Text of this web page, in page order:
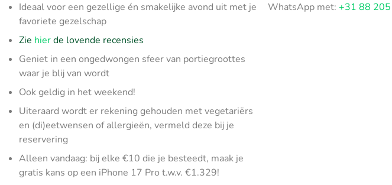
Ideaal voor een gezellige én smakelijke avond uit met je
favoriete gezelschap
Zie hierde lovende recensies
Geniet in een ongedwongen sfeer van portiegroottes
waar je blij van wordt
Ook geldig in het weekend!
Uiteraard wordt er rekening gehouden met vegetariërs
en (di)eetwensen of allergieën, vermeld deze bij je
reservering
Alleen vandaag: bij elke €10 die je besteedt, maak je
gratis kans op een iPhone 17 Pro t.w.v. €1.329!
WhatsApp met:+31 88